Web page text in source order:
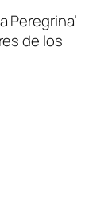
Peregrina’
de los